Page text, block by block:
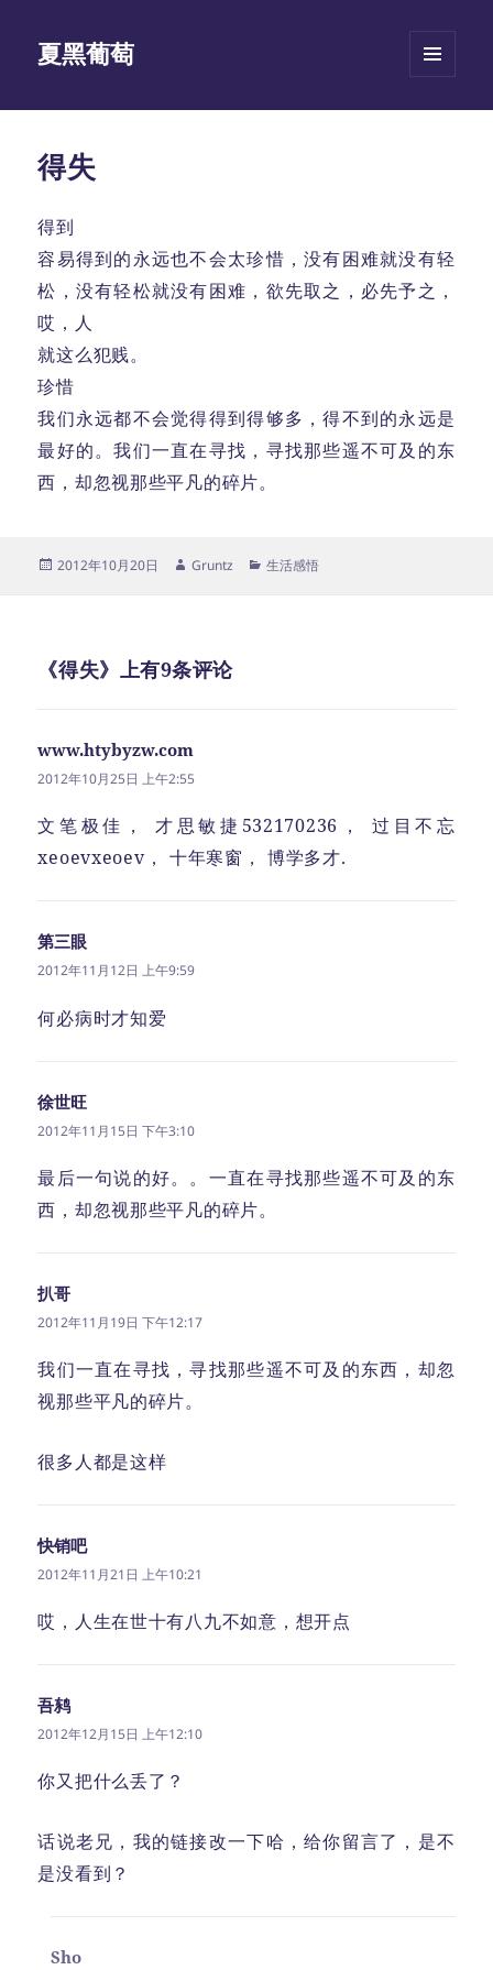
夏黑葡萄
挂件
得失
得到
容易得到的永远也不会太珍惜，没有困难就没有轻
松，没有轻松就没有困难，欲先取之，必先予之，
哎，人
就这么犯贱。
珍惜
我们永远都不会觉得得到得够多，得不到的永远是
最好的。我们一直在寻找，寻找那些遥不可及的东
西，却忽视那些平凡的碎片。
发
2012年10月20日
作
Gruntz
分
生活感悟
《得失》上有9条评论
www.htybyzw.com
2012年10月25日 上午2:55
文笔极佳， 才思敏捷532170236， 过目不忘
xeoevxeoev， 十年寒窗， 博学多才.
第三眼
道：
2012年11月12日 上午9:59
何必病时才知爱
徐世旺
道：
2012年11月15日 下午3:10
最后一句说的好。。一直在寻找那些遥不可及的东
西，却忽视那些平凡的碎片。
扒哥
道：
2012年11月19日 下午12:17
我们一直在寻找，寻找那些遥不可及的东西，却忽
视那些平凡的碎片。
很多人都是这样
快销吧说
道：
2012年11月21日 上午10:21
哎，人生在世十有八九不如意，想开点
吾鸫
道：
2012年12月15日 上午12:10
你又把什么丢了？
话说老兄，我的链接改一下哈，给你留言了，是不
是没看到？
Sho